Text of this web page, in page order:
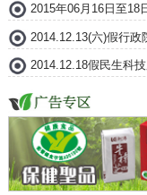
2015年06月16日至18
2014.12.13(六)假行
2014.12.18假民生科